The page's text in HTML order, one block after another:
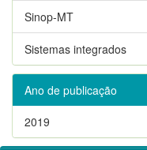
Sinop-MT
Sistemas integrados
Ano de publicação
2019